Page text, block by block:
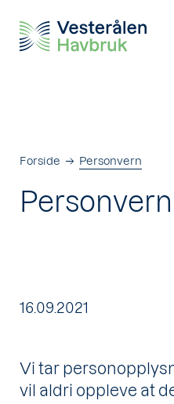
Forside Personvern
Personvern
Publisert
16.09.2021
Vi tar
vil aldri oppleve at